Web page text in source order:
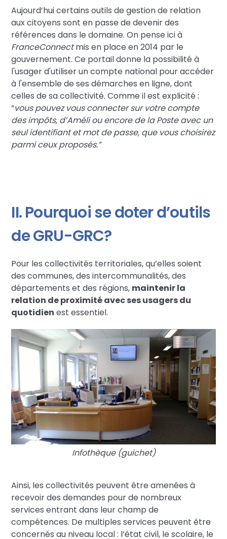
Aujourd’hui certains outils de gestion de relation
aux citoyens sont en passe de devenir des
références dans le domaine. On pense ici à
FranceConnectmis en place en 2014 par le
gouvernement. Ce portail donne la possibilité à
l'usager d'utiliser un compte national pour accéder
à l'ensemble de ses démarches en ligne, dont
celles de sa collectivité. Comme il est explicité :
“vous pouvez vous connecter sur votre compte
des impôts, d’Améli ou encore de la Poste avec un
seul identifiant et mot de passe, que vous choisirez
parmi ceux proposés.”
II. Pourquoi se doter d’outils
de GRU-GRC?
Pour les collectivités territoriales, qu’elles soient
des communes, des intercommunalités, des
départements et des régions, maintenir la
relation de proximité avec ses usagers du
quotidien est essentiel.
Infothèque (guichet)
Ainsi, les collectivités peuvent être amenées à
recevoir des demandes pour de nombreux
services entrant dans leur champ de
compétences. De multiples services peuvent être
concernés au niveau local : l’état civil, le scolaire, le